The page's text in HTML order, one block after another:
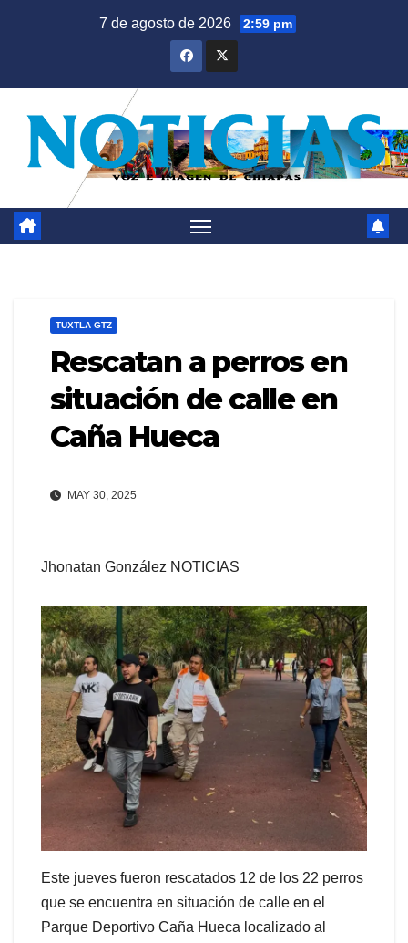
7 de agosto de 2026 2:59 pm
TUXTLA GTZ
Rescatan a perros en
situación de calle en
Caña Hueca
MAY 30, 2025
Jhonatan González NOTICIAS
Este jueves fueron rescatados 12 de los 22 perros
que se encuentra en situación de calle en el
Parque Deportivo Caña Hueca localizado al